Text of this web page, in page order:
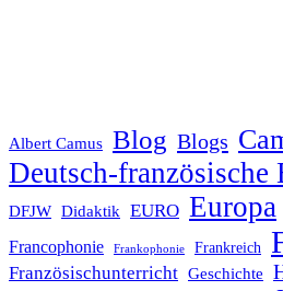
Albert Camus Blog Blogs
Deutsch-französische
DFJW Didaktik EURO Europa
Francophonie Frankophonie Frankreich
Französischunterricht Geschichte